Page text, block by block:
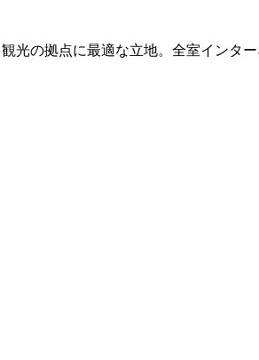
光の拠点に最適な立地。全室インタ